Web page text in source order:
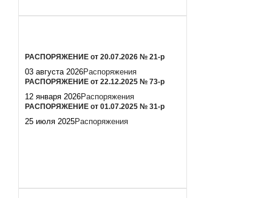
РАСПОРЯЖЕНИЕ от 20.07.2026 № 21-р
03 августа 2026Распоряжения
РАСПОРЯЖЕНИЕ от 22.12.2025 № 73-р
12 января 2026Распоряжения
РАСПОРЯЖЕНИЕ от 01.07.2025 № 31-р
25 июля 2025Распоряжения